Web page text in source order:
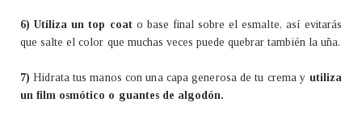
6) Utiliza un top coato base final sobre el esmalte, así evitarás
que salte el color que muchas veces puede quebrar también la uña.
7)Hidrata tus manos con una capa generosa de tu crema y utiliza
un film osmótico o guantes de algodón.